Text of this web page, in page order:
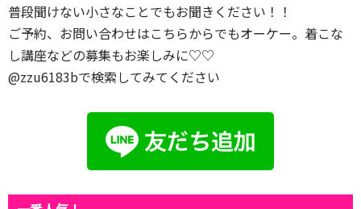
普段聞けない小さなことでもお聞きください！！
ご予約、お問い合わせはこちらからでもオーケー。着こな
し講座などの募集もお楽しみに♡♡
@zzu6183bで検索してみてください